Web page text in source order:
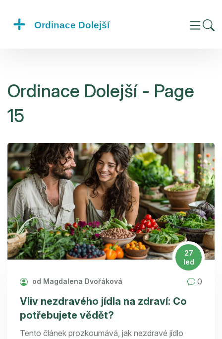
Ordinace Dolejší - Page
15
27
led
od Magdalena Dvořáková 0
Vliv nezdravého jídla na zdraví: Co
potřebujete vědět?
Tento článek prozkoumává, jak nezdravé jídlo